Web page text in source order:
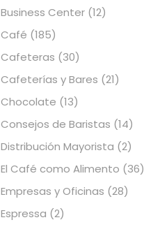
Business Center(12)
Café (185)
Cafeteras (30)
Cafeterías y Bares (21)
Chocolate (13)
Consejos de Baristas (14)
Distribución Mayorista (2)
El Café como Alimento (36)
Empresas y Oficinas (28)
Espressa (2)